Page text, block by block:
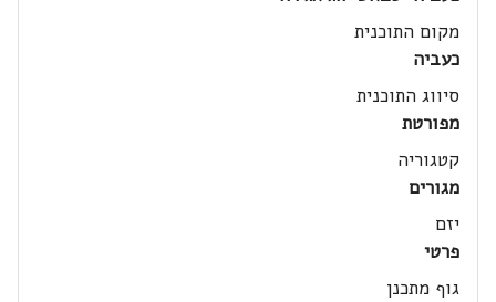
מקום התוכנית
כעביה
סיווג התוכנית
מפורטת
קטגוריה
מגורים
יזם
פרטי
גוף מתכנן